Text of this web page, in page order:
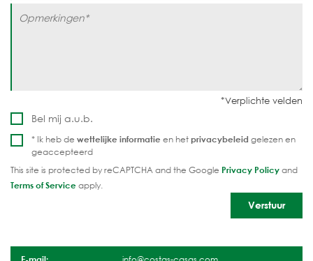
Bel mij a.u.b.
* Ik heb de wettelijke informatie en hetprivacybeleid gelezen en
geaccepteerd
This site is protected by reCAPTCHA and the Google Privacy Policyand
Terms of Serviceapply.